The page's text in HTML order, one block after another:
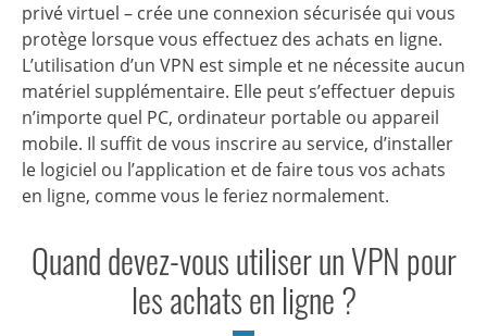
privé virtuel – crée une connexion sécurisée qui vous
protège lorsque vous effectuez des achats en ligne.
L’utilisation d’un VPN est simple et ne nécessite aucun
matériel supplémentaire. Elle peut s’effectuer depuis
n’importe quel PC, ordinateur portable ou appareil
mobile. Il suffit de vous inscrire au service, d’installer
le logiciel ou l’application et de faire tous vos achats
en ligne, comme vous le feriez normalement.
Quand devez-vous utiliser un VPN pour
les achats en ligne ?